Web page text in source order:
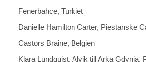
Fenerbahce, Turkiet
Danielle Hamilton Carter, Piestanske
Castors Braine, Belgien
Klara Lundquist, Alvik till Arka Gdynia,